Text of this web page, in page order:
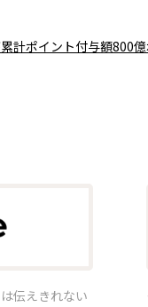
計ポイント付与額800
伝えきれない